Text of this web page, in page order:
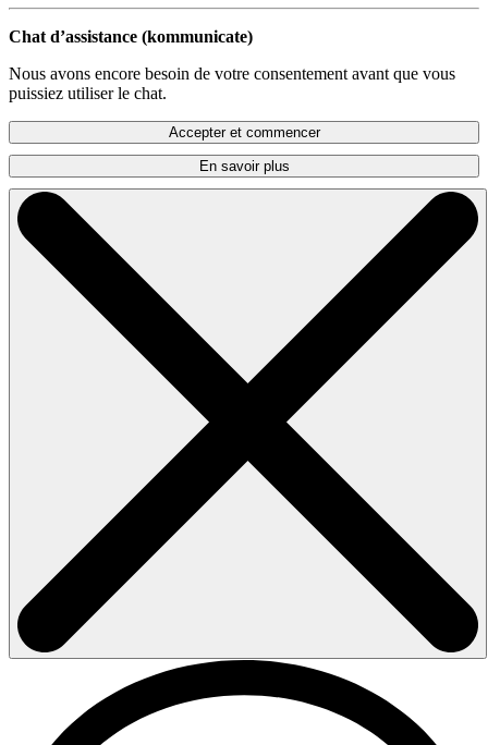
Chat d’assistance (kommunicate)
Nous avons encore besoin de votre consentement avant que vous
puissiez utiliser le chat.
Accepter et commencer
En savoir plus